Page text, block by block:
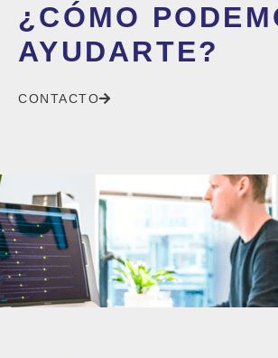
¿CÓMO
AYUDARTE?
CONTACTO